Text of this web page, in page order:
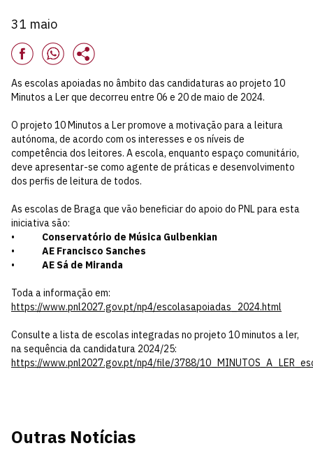
31 maio
As escolas apoiadas no âmbito das candidaturas ao projeto 10
Minutos a Ler que decorreu entre 06 e 20 de maio de 2024.
O projeto 10 Minutos a Ler promove a motivação para a leitura
autónoma, de acordo com os interesses e os níveis de
competência dos leitores. A escola, enquanto espaço comunitário,
deve apresentar-se como agente de práticas e desenvolvimento
dos perfis de leitura de todos.
As escolas de Braga que vão beneficiar do apoio do PNL para esta
iniciativa são:
• Conservatório de Música Gulbenkian
• AE Francisco Sanches
• AE Sá de Miranda
Toda a informação em:
https://www.pnl2027.gov.pt/np4/escolasapoiadas_2024.html
Consulte a lista de escolas integradas no projeto 10 minutos a ler,
na sequência da candidatura 2024/25:
https://www.pnl2027.gov.pt/np4/file/3788/
Outras Notícias